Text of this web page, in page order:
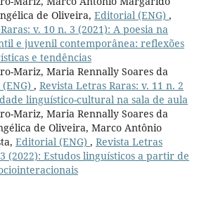
de Oliveira, Editorial (ENG) ,
v. 10 n. 3 (2021): A poesia na
e juvenil contemporânea: reflexões
e tendências
Mariz, Maria Rennally Soares da
, Revista Letras Raras: v. 11 n. 2
linguístico-cultural na sala de aula
Mariz, Maria Rennally Soares da
de Oliveira, Marco Antônio
Editorial (ENG) , Revista Letras
(2022): Estudos linguísticos a partir de